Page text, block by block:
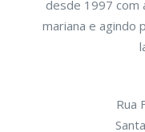
desde 1997 com
mariana e agindo
Rua